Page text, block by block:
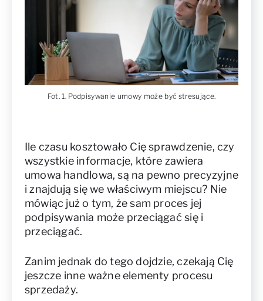
Fot. 1. Podpisywanie umowy może być stresujące.
Ile czasu kosztowało Cię sprawdzenie, czy
wszystkie informacje, które zawiera
umowa handlowa, są na pewno precyzyjne
i znajdują się we właściwym miejscu? Nie
mówiąc już o tym, że sam proces jej
podpisywania może przeciągać się i
przeciągać.
Zanim jednak do tego dojdzie, czekają Cię
jeszcze inne ważne elementy procesu
sprzedaży.